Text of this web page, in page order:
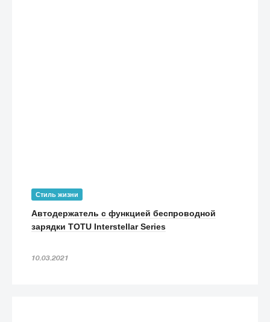
Стиль жизни
Автодержатель с функцией беспроводной
зарядки TOTU Interstellar Series
10.03.2021